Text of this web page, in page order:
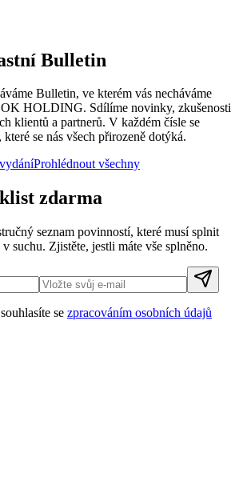
Bulletin
Bulletin, ve kterém vás necháváme
OK HOLDING. Sdílíme novinky, zkušenosti
klientů a partnerů. V každém čísle se
se nás všech přirozeně dotýká.
Prohlédnout všechny
zdarma
seznam povinností, které musí splnit
suchu. Zjistěte, jestli máte vše splněno.
se zpracováním osobních údajů